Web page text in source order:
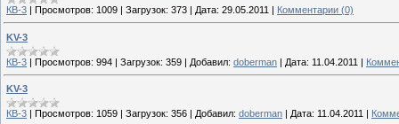
КВ-3 | Просмотров: 1009 | Загрузок: 373 | Дата: 29.05.2011 | Комментарии (0)
KV-3
КВ-3 | Просмотров: 994 | Загрузок: 359 | Добавил: doberman | Дата: 11.04.2011 |
KV-3
КВ-3 Просмотров: 1059 Загрузок: 356 Добавил: doberman Дата: 11.04.2011